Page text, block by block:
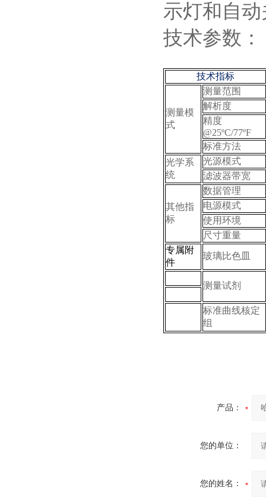
示灯和自
技术参数：
技术指标
测量模
式
测量范围
解析度
精度
@25ºC/77ºF
标准方法
光学系
统
光源模式
滤波器带宽
其他指
标
数据管理
电源模式
使用环境
尺寸重量
专属附
件
玻璃比色皿
测量试剂
标准曲线核定
组
产品：
您的单位：
您的姓名：